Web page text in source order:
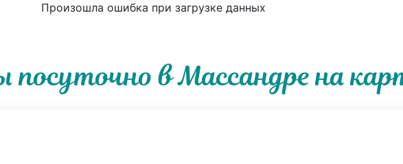
Произошла ошибка при загрузке данных
в Массандре на